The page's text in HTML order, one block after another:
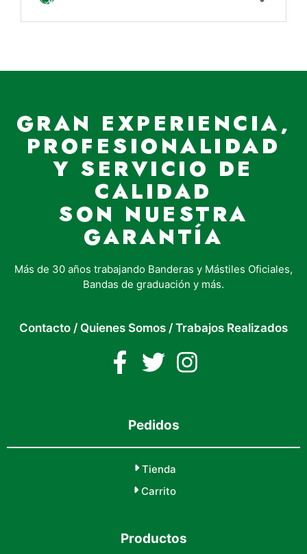
GRAN EXPERIENCIA,
PROFESIONALIDAD
Y SERVICIO DE
CALIDAD
SON NUESTRA
GARANTÍA
Más de 30 años trabajando Banderas y Mástiles Oficiales,
Bandas de graduación y más.
Contacto / Quienes Somos / Trabajos Realizados
Pedidos
Tienda
Carrito
Productos